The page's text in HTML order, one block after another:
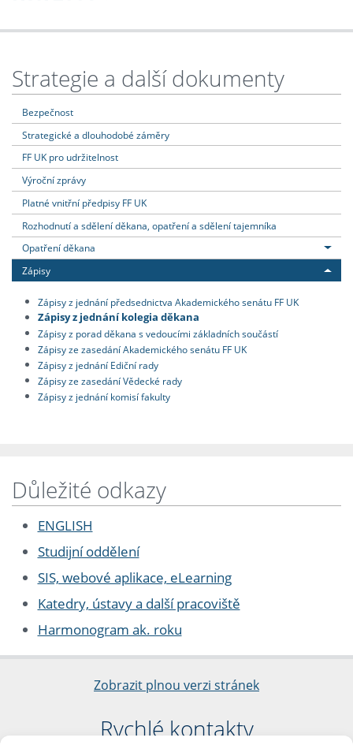
Strategie a další dokumenty
Bezpečnost
Strategické a dlouhodobé záměry
FF UK pro udržitelnost
Výroční zprávy
Platné vnitřní předpisy FF UK
Rozhodnutí a sdělení děkana, opatření a sdělení tajemníka
Opatření děkana
Zápisy
Zápisy z jednání předsednictva Akademického senátu FF UK
Zápisy z jednání kolegia děkana
Zápisy z porad děkana s vedoucími základních součástí
Zápisy ze zasedání Akademického senátu FF UK
Zápisy z jednání Ediční rady
Zápisy ze zasedání Vědecké rady
Zápisy z jednání komisí fakulty
Důležité odkazy
ENGLISH
Studijní oddělení
SIS, webové aplikace, eLearning
Katedry, ústavy a další pracoviště
Harmonogram ak. roku
Zobrazit plnou verzi stránek
Rychlé kontakty